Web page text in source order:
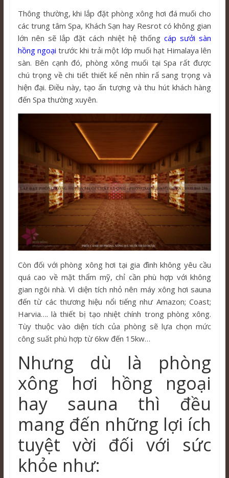
Thông thường, khi lắp đặt phòng xông hơi đá muối cho
các trung tâm Spa, Khách Sạn hay Resrot có không gian
lớn nên sẽ lắp đặt cách nhiệt hệ thốngcáp sưởi sàn
hồng ngoại trước khi trải một lớp muối hạt Himalaya lên
sàn. Bên cạnh đó, phòng xông muối tại Spa rất được
chú trọng về chi tiết thiết kế nên nhìn rấ sang trọng và
hiện đại. Điều này, tạo ấn tượng và thu hút khách hàng
đến Spa thường xuyên.
Còn đối với phòng xông hơi tại gia đình không yêu cầu
quá cao về mặt thẩm mỹ, chỉ cần phù hợp với không
gian ngôi nhà. Vì diện tích nhỏ nên máy xông hơi sauna
đến từ các thương hiệu nổi tiếng như Amazon; Coast;
Harvia…. là thiết bị tạo nhiệt chính trong phòng xông.
Tùy thuộc vào diện tích của phòng sẽ lựa chọn mức
công suất phù hợp từ 6kw đến 15kw…
Nhưng dù là phòng
xông hơi hồng ngoại
hay sauna thì đều
mang đến những lợi ích
tuyệt vời đối với sức
khỏe như: